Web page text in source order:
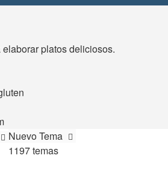
platos deliciosos.
Nuevo Tema
Buscar
Búsqueda
avanzada
1197 temas